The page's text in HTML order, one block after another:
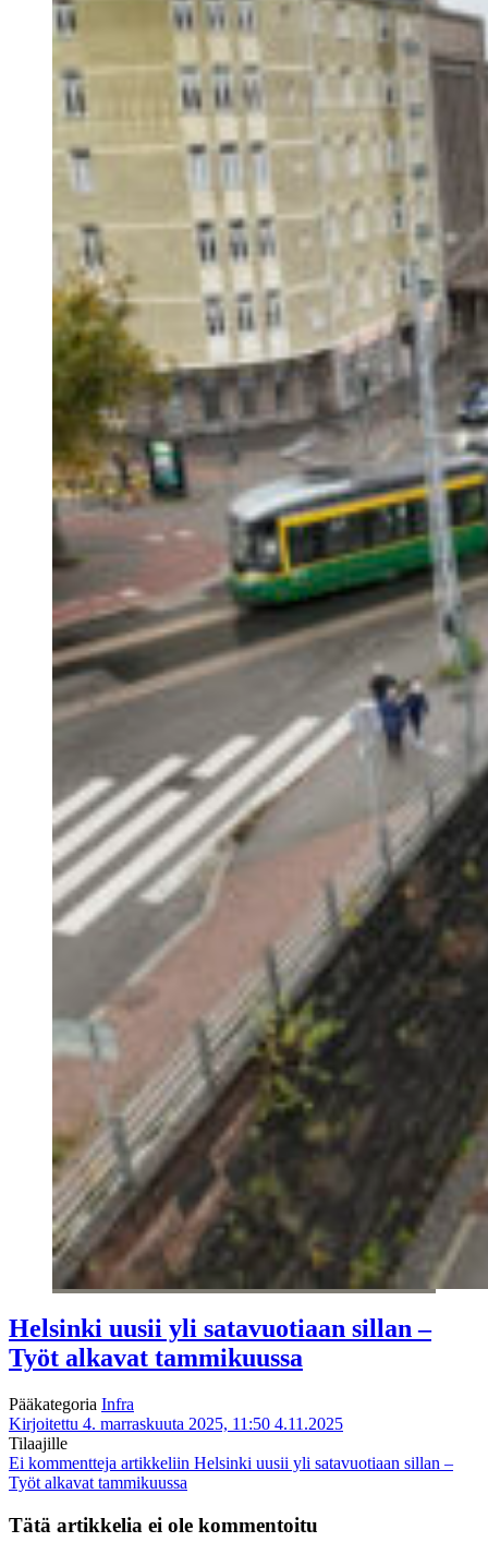
Helsinki uusii yli satavuotiaan sillan –
Työt alkavat tammikuussa
Pääkategoria Infra
Kirjoitettu 4. marraskuuta 2025, 11:50 4.11.2025
Tilaajille
Ei kommentteja artikkeliin Helsinki uusii yli satavuotiaan sillan –
Työt alkavat tammikuussa
Tätä artikkelia ei ole kommentoitu